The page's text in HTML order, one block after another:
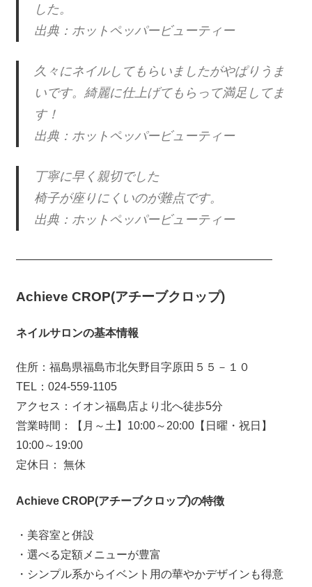
した。
出典：ホットペッパービューティー
久々にネイルしてもらいましたがやぱりうま
いです。綺麗に仕上げてもらって満足してま
す！
出典：ホットペッパービューティー
丁寧に早く親切でした
椅子が座りにくいのが難点です。
出典：ホットペッパービューティー
———————————————————————
Achieve CROP(アチーブクロップ)
ネイルサロンの基本情報
住所：福島県福島市北矢野目字原田５５－１０
TEL：024-559-1105
アクセス：イオン福島店より北へ徒歩5分
営業時間：【月～土】10:00～20:00【日曜・祝日】
10:00～19:00
定休日： 無休
Achieve CROP(アチーブクロップ)の特徴
・美容室と併設
・選べる定額メニューが豊富
・シンプル系からイベント用の華やかデザインも得意